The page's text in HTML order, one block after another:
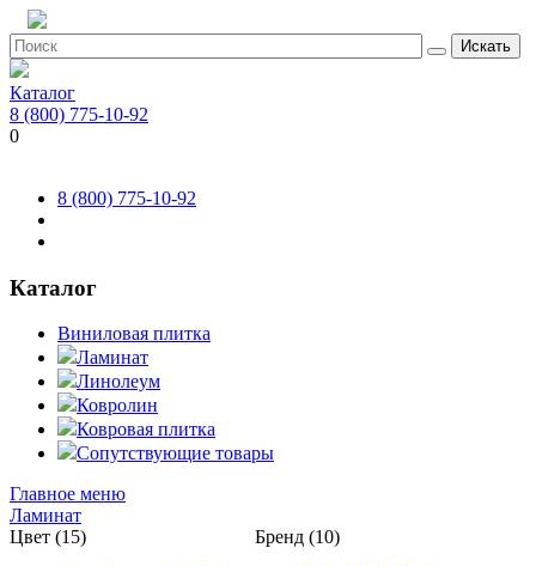
Искать
Каталог
8 (800) 775-10-92
0
8 (800) 775-10-92
Каталог
Виниловая плитка
Ламинат
Линолеум
Ковролин
Ковровая плитка
Сопутствующие товары
Главное меню
Ламинат
Цвет (15)
Бренд (10)